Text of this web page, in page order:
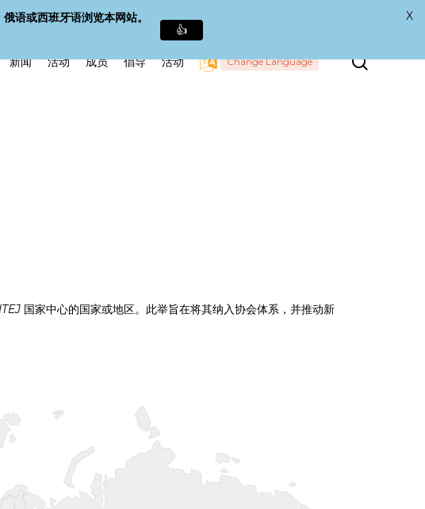
新闻 活动 成员 倡导 活动 Change Language
搜
国家中心的国家或地区。此举旨在将其纳入协会体系，并推动新
语或西班牙语浏览本网站。
👍
X